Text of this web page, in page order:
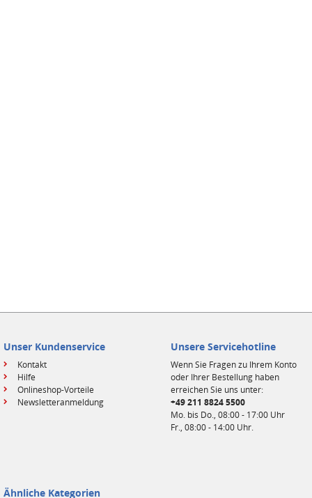
Unser Kundenservice
Kontakt
Hilfe
Onlineshop-Vorteile
Newsletteranmeldung
Unsere Servicehotline
Wenn Sie Fragen zu Ihrem Konto
oder Ihrer Bestellung haben
erreichen Sie uns unter:
+49 211 8824 5500
Mo. bis Do., 08:00 - 17:00 Uhr
Fr., 08:00 - 14:00 Uhr.
Ähnliche Kategorien